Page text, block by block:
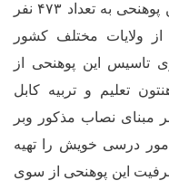
زراعت نقل مکان نمود. تا کنون در این پوهنحی به تعداد ۴۷۳ نفر
ولایات مختلف کشور
ی تاسیس این پوهنحی از
تعلیم و تربیه کابل
مبنای نصاب مذکور وبر
درسی خویش را تهیه
این پوهنحی از سوی